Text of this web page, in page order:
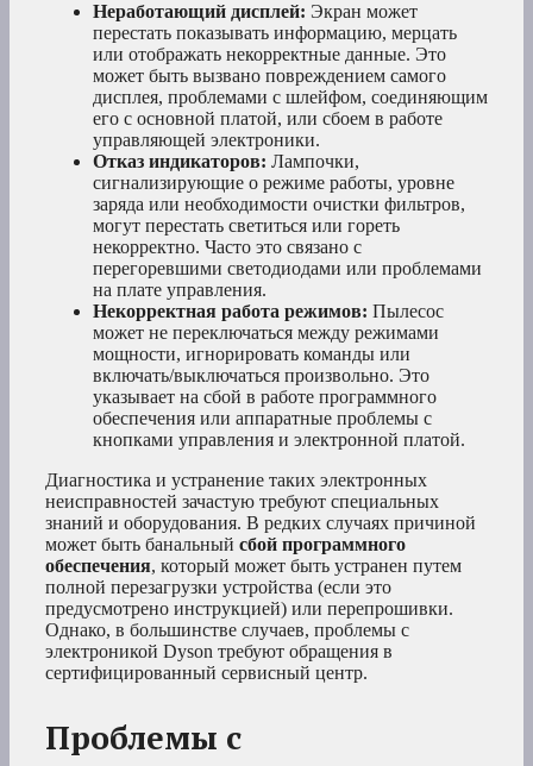
Неработающий дисплей: Экран может
перестать показывать информацию, мерцать
или отображать некорректные данные. Это
может быть вызвано повреждением самого
дисплея, проблемами с шлейфом, соединяющим
его с основной платой, или сбоем в работе
управляющей электроники.
Отказ индикаторов: Лампочки,
сигнализирующие о режиме работы, уровне
заряда или необходимости очистки фильтров,
могут перестать светиться или гореть
некорректно. Часто это связано с
перегоревшими светодиодами или проблемами
на плате управления.
Некорректная работа режимов: Пылесос
может не переключаться между режимами
мощности, игнорировать команды или
включать/выключаться произвольно. Это
указывает на сбой в работе программного
обеспечения или аппаратные проблемы с
кнопками управления и электронной платой.
Диагностика и устранение таких электронных
неисправностей зачастую требуют специальных
знаний и оборудования. В редких случаях причиной
может быть банальный сбой программного
обеспечения, который может быть устранен путем
полной перезагрузки устройства (если это
предусмотрено инструкцией) или перепрошивки.
Однако, в большинстве случаев, проблемы с
электроникой Dyson требуют обращения в
сертифицированный сервисный центр.
Проблемы с